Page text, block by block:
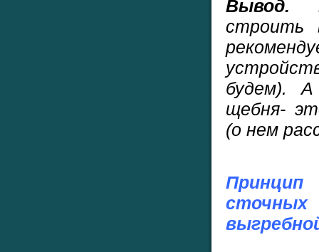
Вывод. в
строить
будем).
щебня-
(о нем